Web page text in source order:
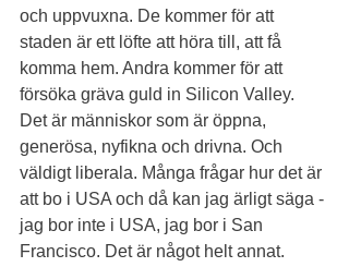
och uppvuxna. De kommer för att
staden är ett löfte att höra till, att få
komma hem. Andra kommer för att
försöka gräva guld in Silicon Valley.
Det är människor som är öppna,
generösa, nyfikna och drivna. Och
väldigt liberala. Många frågar hur det är
att bo i USA och då kan jag ärligt säga -
jag bor inte i USA, jag bor i San
Francisco. Det är något helt annat.